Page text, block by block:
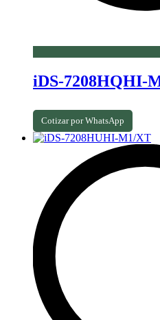
iDS-7208HQHI-
Cotizar por WhatsApp